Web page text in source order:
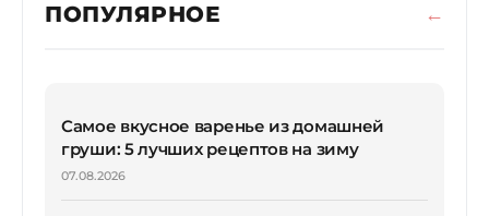
ПОПУЛЯРНОЕ
Самое вкусное варенье из домашней
груши: 5 лучших рецептов на зиму
07.08.2026